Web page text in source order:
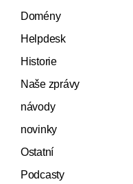
Domény
Helpdesk
Historie
Naše zprávy
návody
novinky
Ostatní
Podcasty